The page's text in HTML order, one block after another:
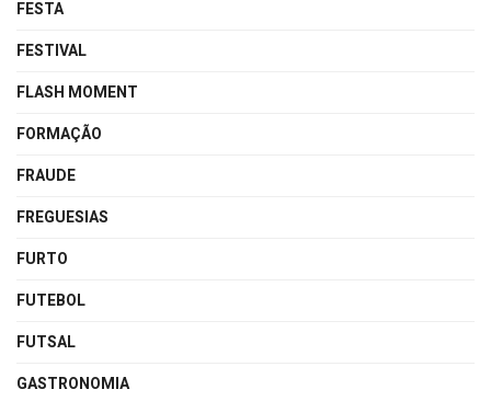
FESTA
FESTIVAL
FLASH MOMENT
FORMAÇÃO
FRAUDE
FREGUESIAS
FURTO
FUTEBOL
FUTSAL
GASTRONOMIA